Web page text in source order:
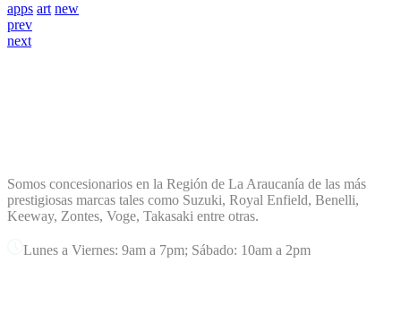
apps art new
prev
next
Somos concesionarios en la Región de La Araucanía de las más
prestigiosas marcas tales como Suzuki, Royal Enfield, Benelli,
Keeway, Zontes, Voge, Takasaki entre otras.
Lunes a Viernes: 9am a 7pm; Sábado: 10am a 2pm